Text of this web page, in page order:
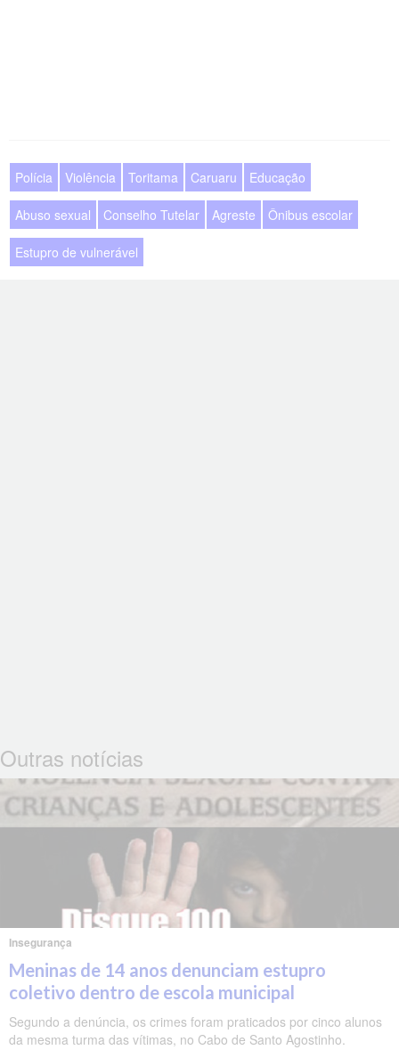
Polícia Violência Toritama Caruaru Educação
Abuso sexual Conselho Tutelar Agreste Ônibus escolar
Estupro de vulnerável
Outras notícias
Insegurança
Meninas de 14 anos denunciam estupro
coletivo dentro de escola municipal
Segundo a denúncia, os crimes foram praticados por cinco alunos
da mesma turma das vítimas, no Cabo de Santo Agostinho.